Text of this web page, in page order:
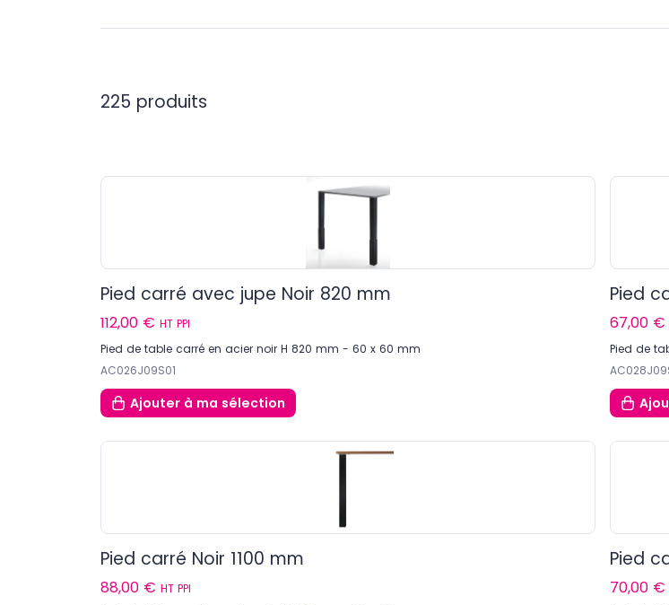
225 produits
Pied carré avec jupe Noir 820 mm
112,00 € HT PPI
Pied de table carré en acier noir H 820 mm - 60 x 60 mm
AC026J09S01
Ajouter à ma sélection
Pied
67,00 €
Pied de
Pied carré Noir 1100 mm
88,00 € HT PPI
Pied
70,00 €